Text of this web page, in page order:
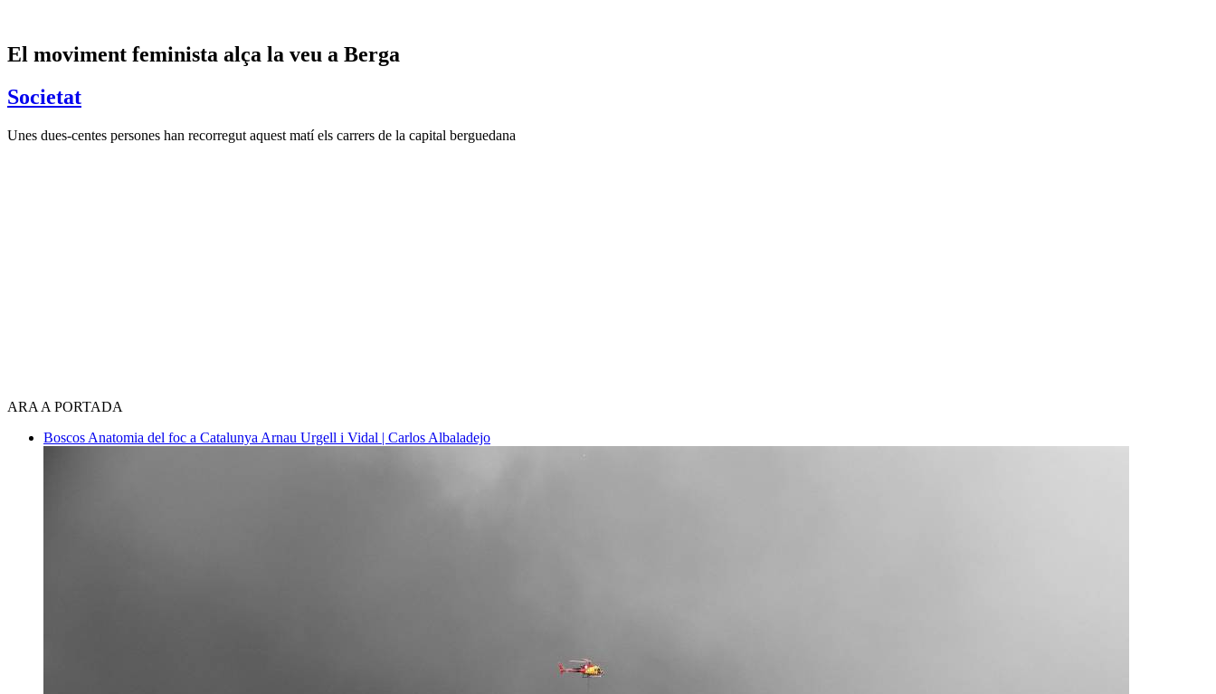
El moviment feminista alça la veu a Berga
Societat
Unes dues-centes persones han recorregut aquest matí els carrers de la capital berguedana
ARA A PORTADA
Boscos Anatomia del foc a Catalunya Arnau Urgell i Vidal | Carlos Albaladejo